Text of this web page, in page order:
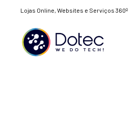
Lojas Online, Websites e Serviços 360º